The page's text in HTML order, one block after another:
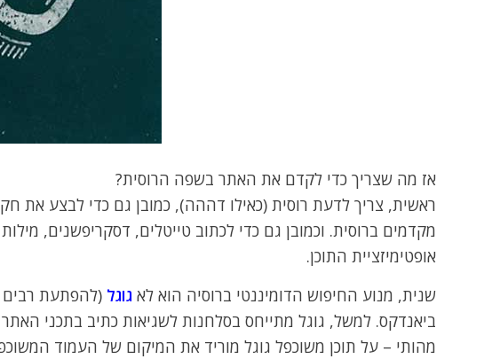
אז מה שצריך כדי לקדם את האתר בשפה הרוסית?
ראשית, צריך לדעת רוסית (כאילו דההה), כמובן גם כדי לבצע את
אופטימיזציית התוכן.
שנית, מנוע החיפוש הדומיננטי ברוסיה הוא לא גוגל (להפתעת רבים
ביאנדקס. למשל, גוגל מתייחס בסלחנות לשגיאות כתיב בתכני
מהותי – על תוכן משוכפל גוגל מוריד את המיקום של העמוד